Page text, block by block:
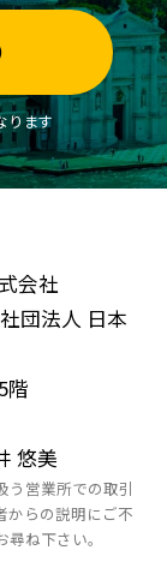
ます
会社
団法人 日本
階
悠美
う営業所での取引
からの説明にご不
ね下さい。